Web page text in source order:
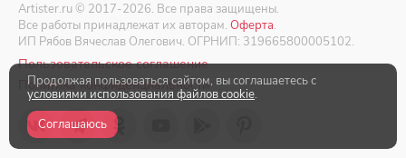
Artister.ru © 2017-2026. Все права защищены.
Все работы принадлежат их авторам. Оферта.
ИП Рябов Вячеслав Олегович. ОГРНИП: 319665800005102.
Пользовательское соглашение
Политика конфиденциальности
Продолжая пользоваться сайтом, вы соглашаетесь с
условиями использования файлов cookie.
Соглашаюсь